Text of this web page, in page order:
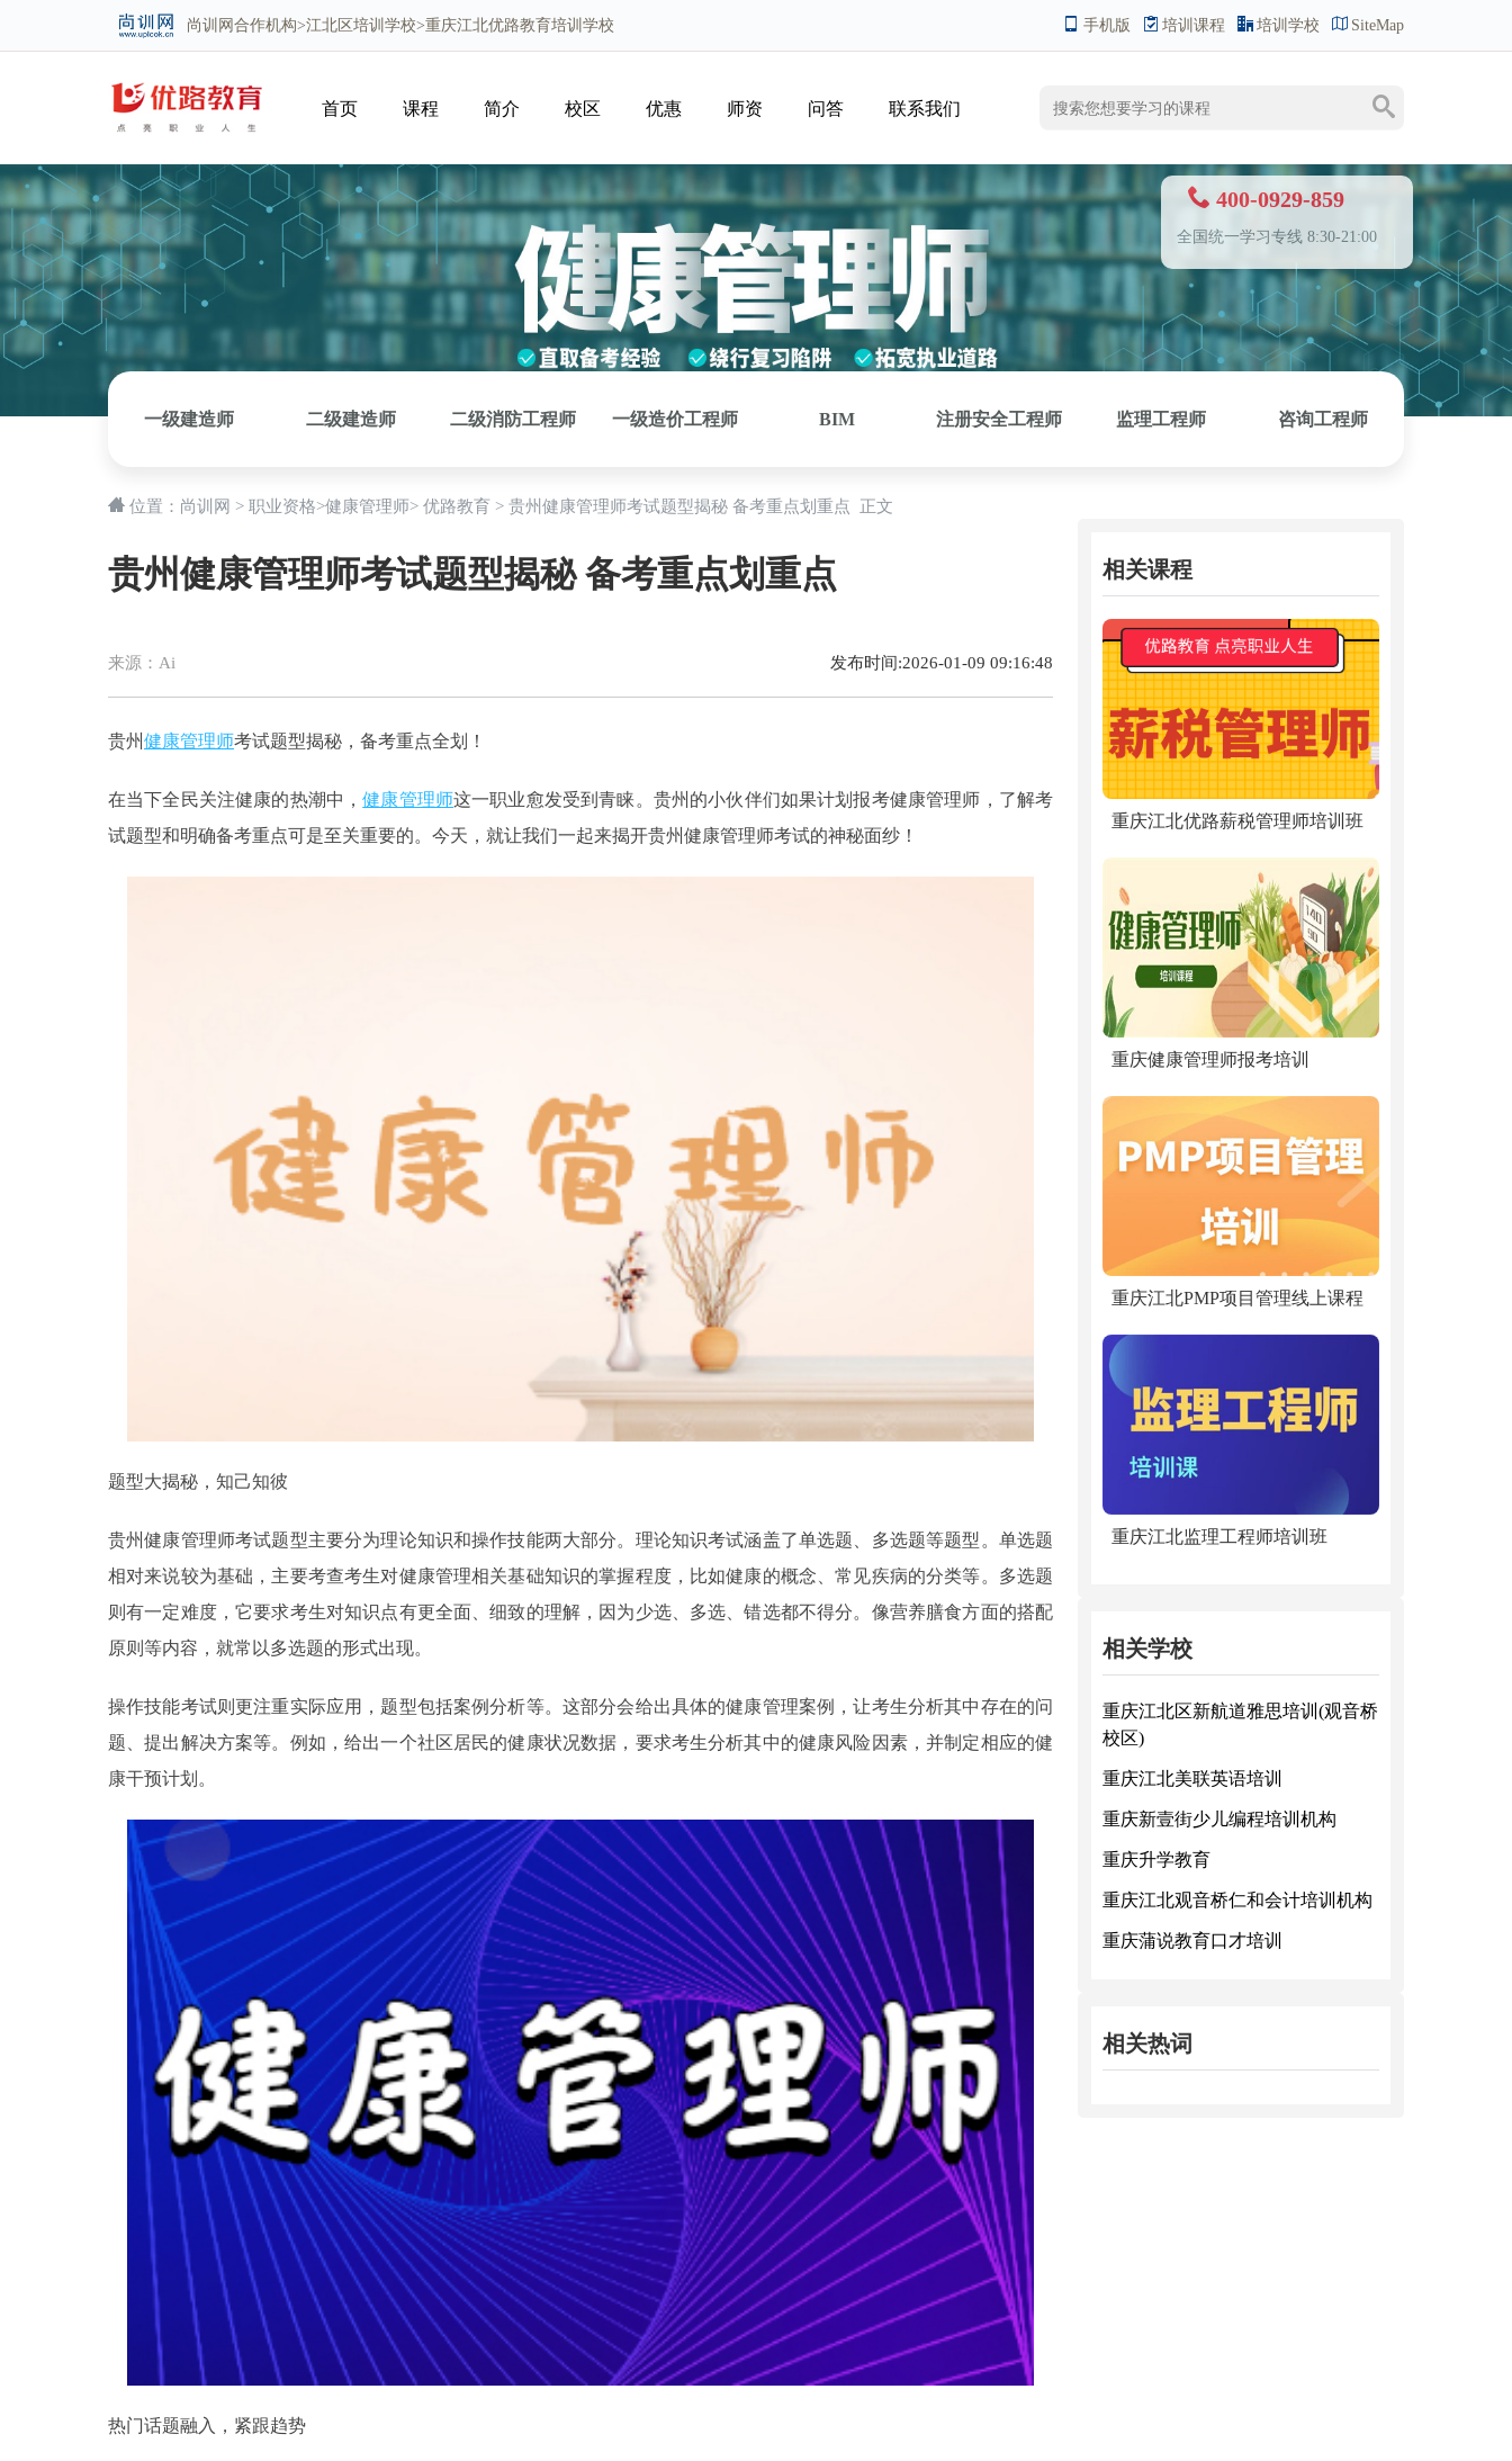
手机版 培训课程 培训学校 SiteMap
尚训网 合作机构>江北区培训学校>重庆江北优路教育培训学校
首页 课程 简介 校区 优惠 师资 问答 联系我们
400-0929-859
全国统一学习专线 8:30-21:00
一级建造师 二级建造师 二级消防工程师 一级造价工程师 BIM 注册安全工程师 监理工程师 咨询工程师
位置： 尚训网 > 职业资格>健康管理师> 优路教育 > 贵州健康管理师考试题型揭秘 备考重点划重点 正文
贵州健康管理师考试题型揭秘 备考重点划重点
发布时间:2026-01-09 09:16:48
来源： Ai
贵州健康管理师考试题型揭秘，备考重点全划！
在当下全民关注健康的热潮中，健康管理师这一职业愈发受到青睐。贵州的小伙伴们如果计划报考健康管理师，了解考
试题型和明确备考重点可是至关重要的。今天，就让我们一起来揭开贵州健康管理师考试的神秘面纱！
题型大揭秘，知己知彼
贵州健康管理师考试题型主要分为理论知识和操作技能两大部分。理论知识考试涵盖了单选题、多选题等题型。单选题
相对来说较为基础，主要考查考生对健康管理相关基础知识的掌握程度，比如健康的概念、常见疾病的分类等。多选题
则有一定难度，它要求考生对知识点有更全面、细致的理解，因为少选、多选、错选都不得分。像营养膳食方面的搭配
原则等内容，就常以多选题的形式出现。
操作技能考试则更注重实际应用，题型包括案例分析等。这部分会给出具体的健康管理案例，让考生分析其中存在的问
题、提出解决方案等。例如，给出一个社区居民的健康状况数据，要求考生分析其中的健康风险因素，并制定相应的健
康干预计划。
热门话题融入，紧跟趋势
相关课程
重庆江北优路薪税管理师培训班
重庆健康管理师报考培训
重庆江北PMP项目管理线上课程
重庆江北监理工程师培训班
相关学校
重庆江北区新航道雅思培训(观音桥
校区)
重庆江北美联英语培训
重庆新壹街少儿编程培训机构
重庆升学教育
重庆江北观音桥仁和会计培训机构
重庆蒲说教育口才培训
相关热词